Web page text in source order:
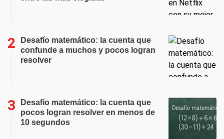
Desafío matemático: la cuenta que
confunde a muchos y pocos logran
resolver
Desafío matemático: la cuenta que
pocos logran resolver en menos de
10 segundos